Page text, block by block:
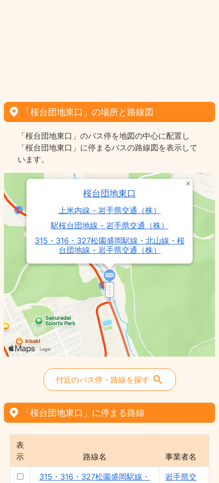
「桜台団地東口」の場所と路線図
「桜台団地東口」のバス停を地図の中心に配置し
「桜台団地東口」に停まるバスの路線図を表示して
います。
桜台団地東口
上米内線 - 岩手県交通（株）
駅桜台団地線 - 岩手県交通（株）
315・316・327松園盛岡駅線・北山線・桜
台団地線 - 岩手県交通（株）
付近のバス停・路線を探す
「桜台団地東口」に停まる路線
表
示
路線名 事業者名
315・316・327松園盛岡駅線・
岩手県交